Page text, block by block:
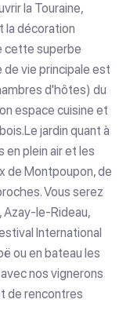
la Touraine,
la décoration
cette superbe
de vie principale est
d'hôtes) du
espace cuisine et
jardin quant à
en plein air et les
de Montpoupon, de
Vous serez
Azay-le-Rideau,
International
ou en bateau les
nos vignerons
de rencontres